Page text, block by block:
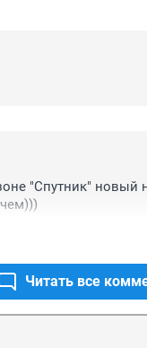
"Спутник" новый
Читать все